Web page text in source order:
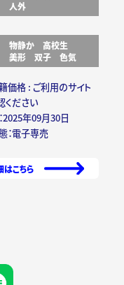
人外
物静か
高校生
美形
双子 色気
価格 : ご利用のサイト
ください
2025年09月30日
：電子専売
はこちら